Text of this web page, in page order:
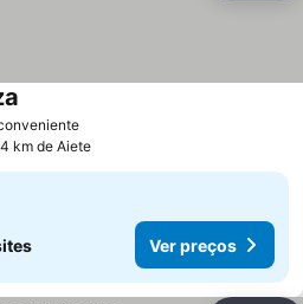
Ver preços
km de Aiete
Ver preços